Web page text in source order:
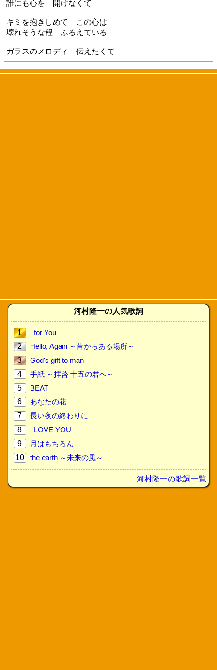
誰にも心を 開けなくて
キミを抱きしめて この心は
壊れそうな程 ふるえている
ガラスのメロディ 伝えたくて
河村隆一の人気歌詞
1
I for You
2
Hello, Again ～昔からある場所～
3
God's gift to man
4
手紙 ～拝啓 十五の君へ～
5
BEAT
6
あなたの花
7
長い夜の終わりに
8
I LOVE YOU
9
月はもちろん
10
the earth ～未来の風～
河村隆一の歌詞一覧